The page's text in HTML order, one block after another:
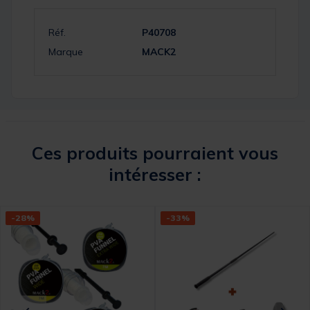
Réf.
P40708
Marque
MACK2
Ces produits pourraient vous
intéresser :
-28% -33%